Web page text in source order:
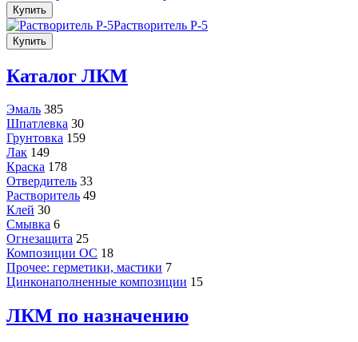
Купить
Растворитель Р-5
Купить
Каталог ЛКМ
Эмаль 385
Шпатлевка 30
Грунтовка 159
Лак 149
Краска 178
Отвердитель 33
Растворитель 49
Клей 30
Смывка 6
Огнезащита 25
Композиции ОС 18
Прочее: герметики, мастики 7
Цинконаполненные композиции 15
ЛКМ по назначению